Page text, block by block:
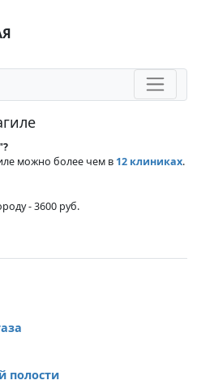
можно более чем в 12 клиниках.
- 3600 руб.
полости